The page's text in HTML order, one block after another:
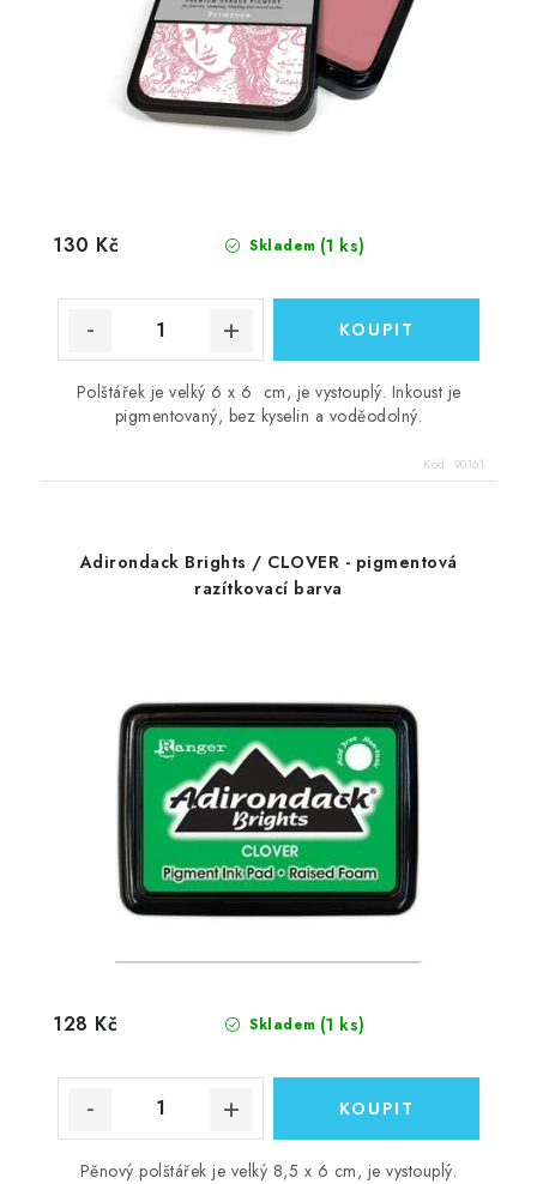
Skladem (1 ks)
130 Kč
Polštářek je velký 6 x 6 cm, je vystouplý. Inkoust je
pigmentovaný, bez kyselin a voděodolný.
Kód: 90161
Adirondack Brights / CLOVER - pigmentová
razítkovací barva
Skladem (1 ks)
128 Kč
Pěnový polštářek je velký 8,5 x 6 cm, je vystouplý.